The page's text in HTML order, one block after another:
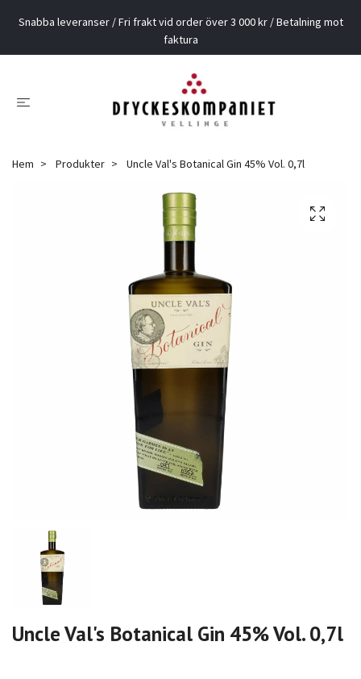
Snabba leveranser / Fri frakt vid order över 3 000 kr / Betalning mot
faktura
Hem Produkter Uncle Val's Botanical Gin 45% Vol. 0,7l
Uncle Val's Botanical Gin 45% Vol. 0,7l